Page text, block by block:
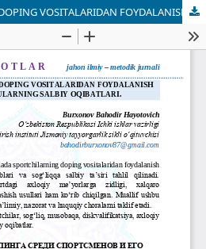
SPORTCHILAR ORASIDA DOPING VOSITALARIDAN FOYDALANISH HOLATLARI VA ULARNING SALBIY OQIBATLARI.